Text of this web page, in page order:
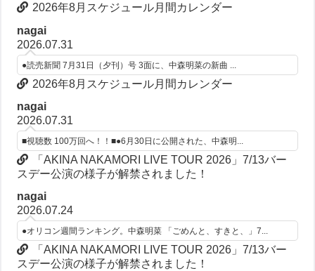
2026年8月スケジュール月間カレンダー
nagai
2026.07.31
●読売新聞 7月31日（夕刊）号 3面に、中森明菜の新曲 ...
2026年8月スケジュール月間カレンダー
nagai
2026.07.31
■視聴数 100万回へ！！■●6月30日に公開された、中森明...
「AKINA NAKAMORI LIVE TOUR 2026」7/13バー
スデー公演の様子が解禁されました！
nagai
2026.07.24
●オリコン週間ランキング。中森明菜 「ごめんと、すきと、」7...
「AKINA NAKAMORI LIVE TOUR 2026」7/13バー
スデー公演の様子が解禁されました！